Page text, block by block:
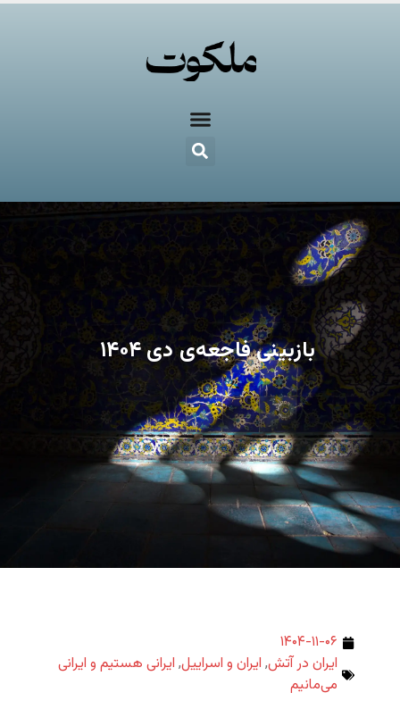
بازبینی فاجعه‌ی دی ۱۴۰۴
۱۴۰۴-۱۱-۰۶
ایران در آتش, ایران و اسراییل, ایرانی هستیم و ایرانی
می‌مانیم